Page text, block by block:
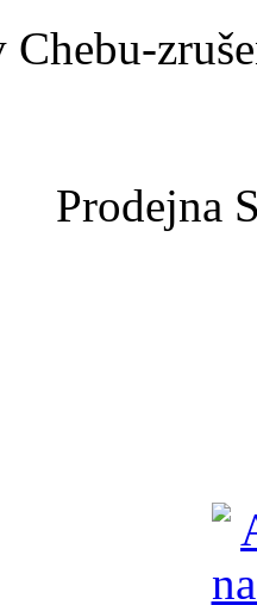
Prodejna